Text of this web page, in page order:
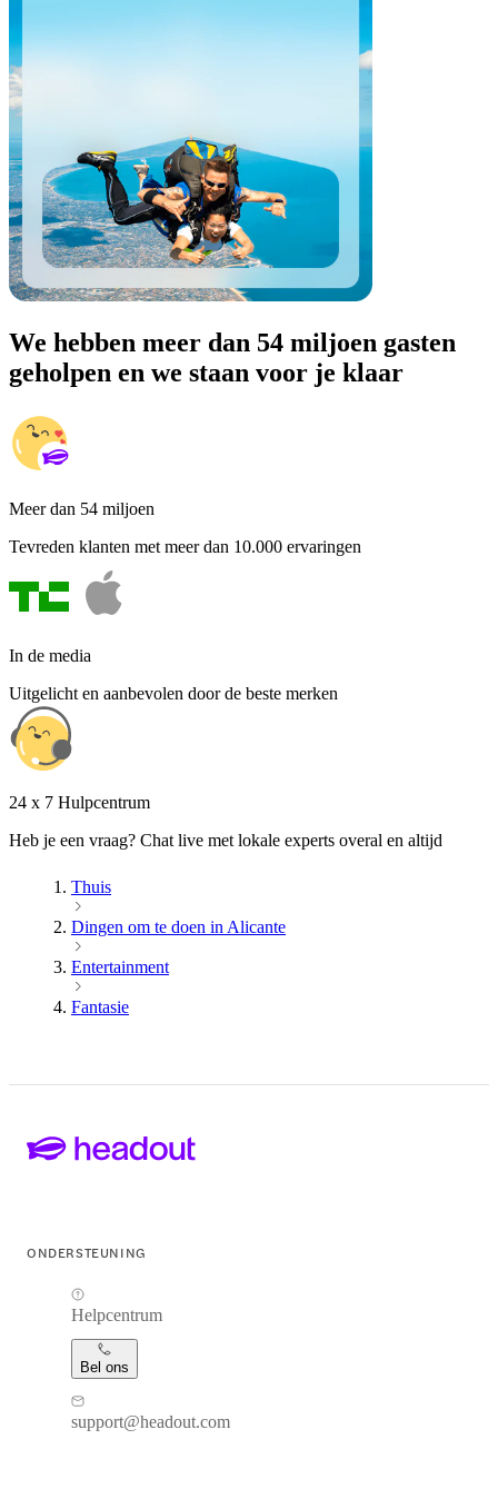
We hebben meer dan 54 miljoen gasten
geholpen en we staan voor je klaar
Meer dan 54 miljoen
Tevreden klanten met meer dan 10.000 ervaringen
In de media
Uitgelicht en aanbevolen door de beste merken
24 x 7 Hulpcentrum
Heb je een vraag? Chat live met lokale experts overal en altijd
Thuis
Dingen om te doen in Alicante
Entertainment
Fantasie
ONDERSTEUNING
Helpcentrum
Bel ons
support@headout.com